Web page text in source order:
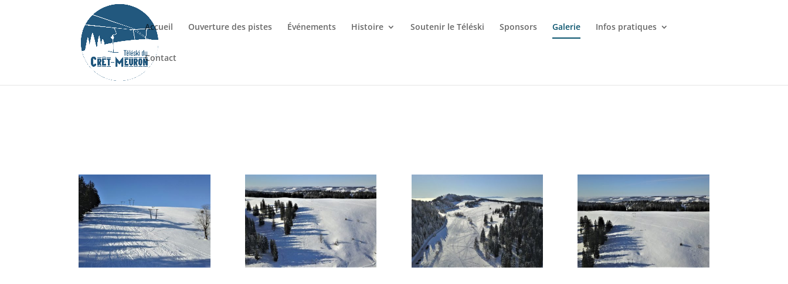
Accueil Ouverture des pistes Événements Histoire Soutenir le Téléski Sponsors Galerie Infos pratiques
Contact